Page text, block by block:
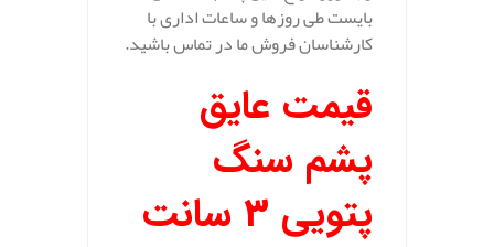
بایست طی روزها و ساعات اداری با
کارشناسان فروش ما در تماس باشید.
قیمت عایق
پشم سنگ
پتویی 3 سانت